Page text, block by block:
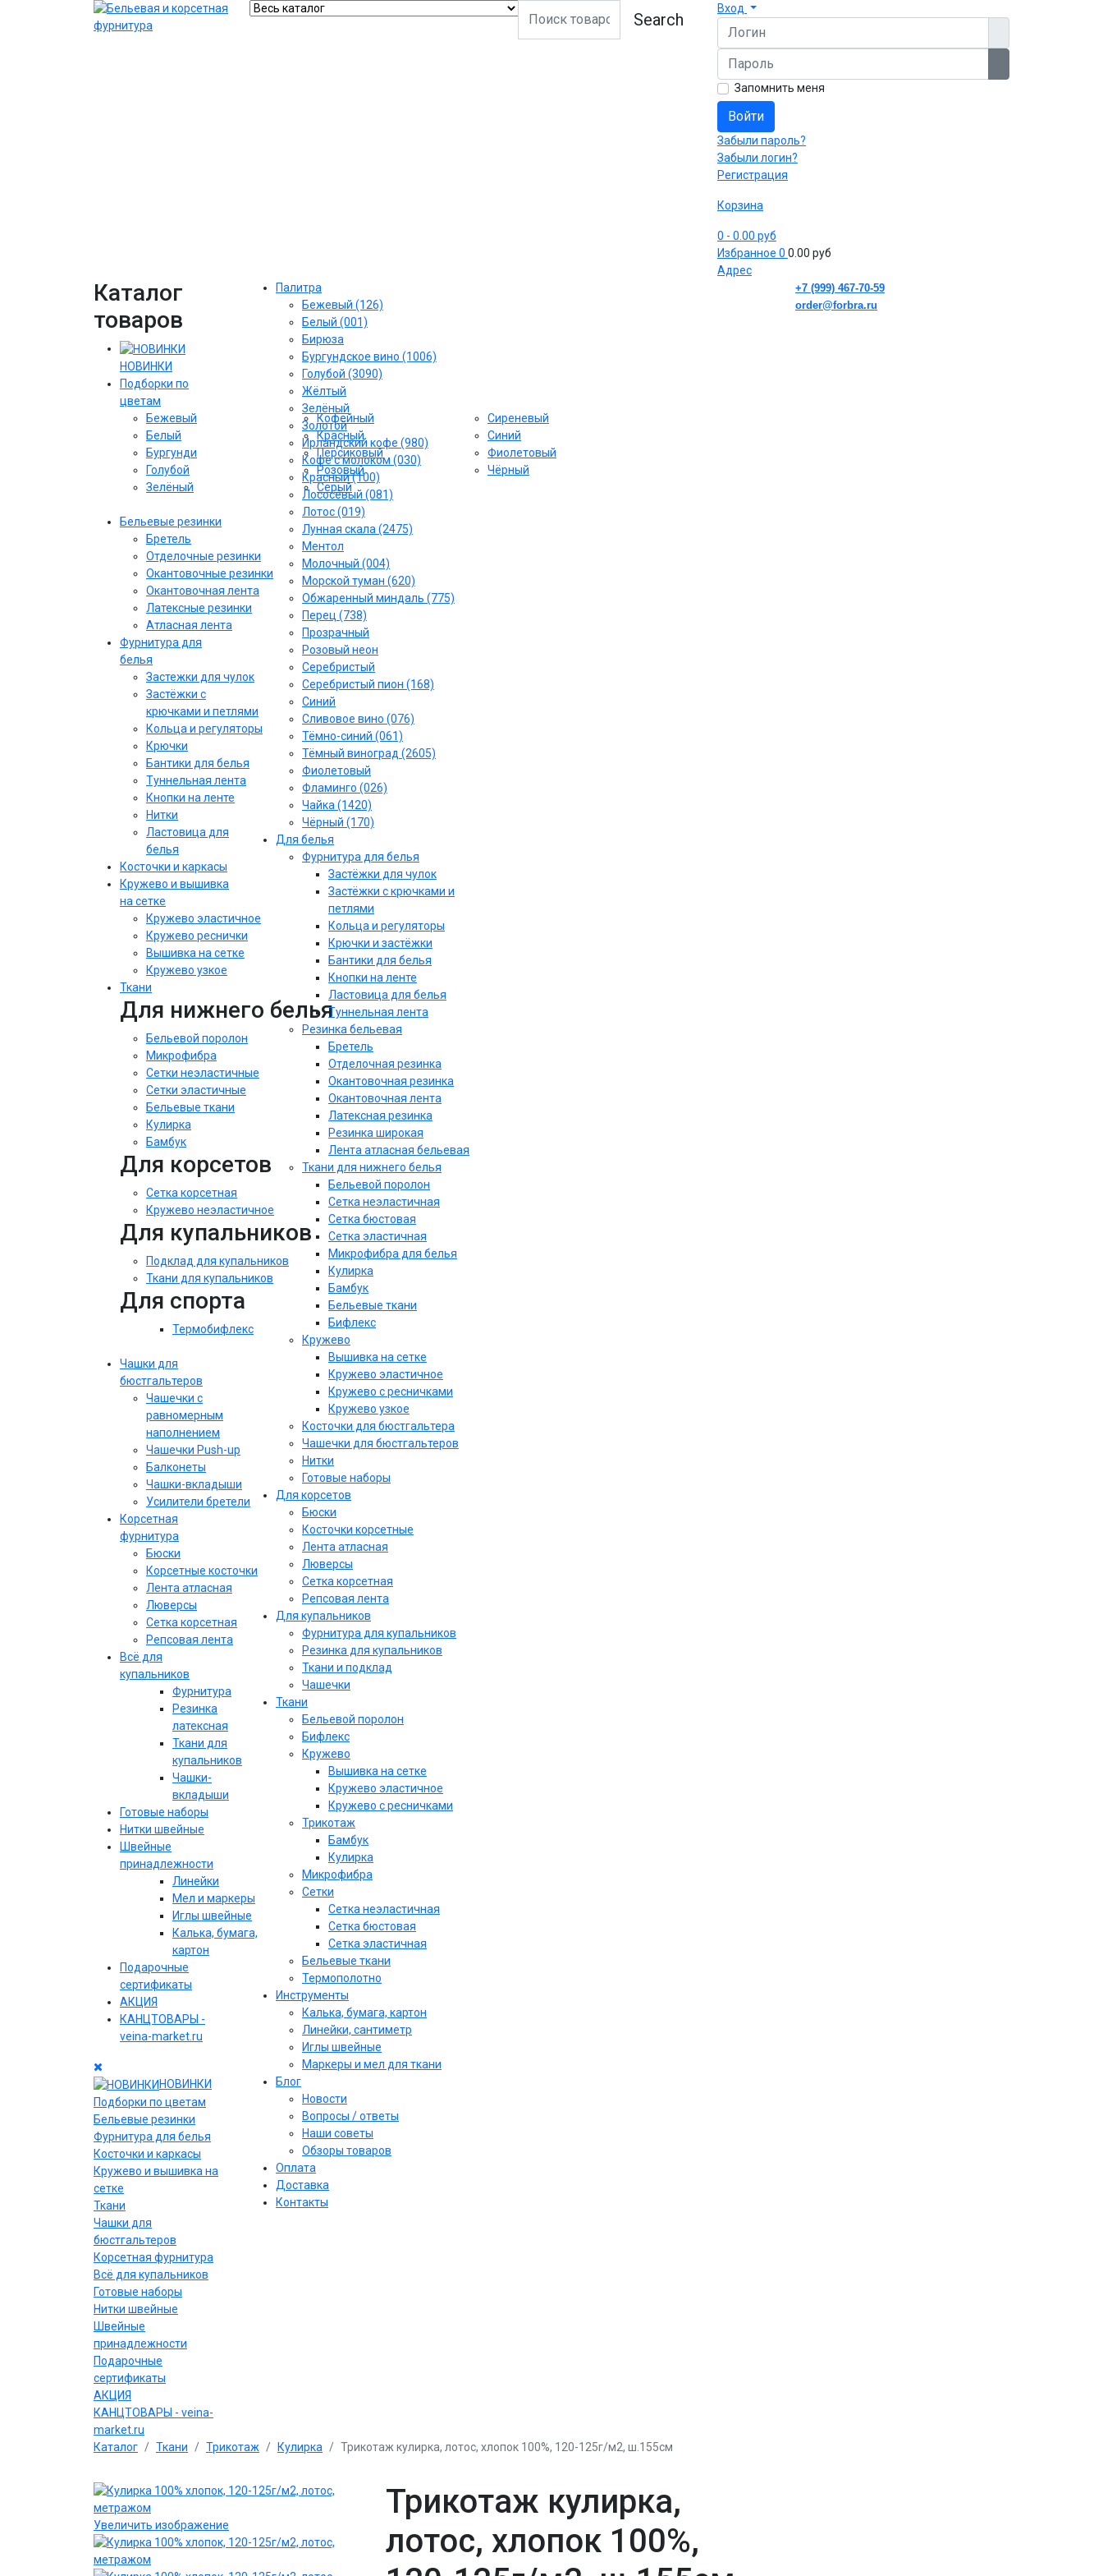
Search
Вход
Логин
Пароль
Запомнить меня
Войти
Забыли пароль?
Забыли логин?
Регистрация
Корзина
0 - 0.00 руб
Избранное 0 0.00 руб
Адрес
Каталог
товаров
НОВИНКИ
Подборки по
цветам
Бежевый
Белый
Бургунди
Голубой
Зелёный
Кофейный
Красный
Персиковый
Розовый
Серый
Сиреневый
Cиний
Фиолетовый
Чёрный
Бельевые резинки
Бретель
Отделочные резинки
Окантовочные резинки
Окантовочная лента
Латексные резинки
Атласная лента
Фурнитура для
белья
Застежки для чулок
Застёжки с
крючками и петлями
Кольца и регуляторы
Крючки
Бантики для белья
Туннельная лента
Кнопки на ленте
Нитки
Ластовица для
белья
Косточки и каркасы
Кружево и вышивка
на сетке
Кружево эластичное
Кружево реснички
Вышивка на сетке
Кружево узкое
Ткани
Для нижнего белья
Бельевой поролон
Микрофибра
Сетки неэластичные
Сетки эластичные
Бельевые ткани
Кулирка
Бамбук
Для корсетов
Сетка корсетная
Кружево неэластичное
Для купальников
Подклад для купальников
Ткани для купальников
Для спорта
Термобифлекс
Чашки для
бюстгальтеров
Чашечки с
равномерным
наполнением
Чашечки Push-up
Балконеты
Чашки-вкладыши
Усилители бретели
Корсетная
фурнитура
Бюски
Корсетные косточки
Лента атласная
Люверсы
Сетка корсетная
Репсовая лента
Всё для
купальников
Фурнитура
Резинка
латексная
Ткани для
купальников
Чашки-
вкладыши
Готовые наборы
Нитки швейные
Швейные
принадлежности
Линейки
Мел и маркеры
Иглы швейные
Калька, бумага,
картон
Подарочные
сертификаты
АКЦИЯ
КАНЦТОВАРЫ -
veina-market.ru
НОВИНКИ
Подборки по цветам
Бельевые резинки
Фурнитура для белья
Косточки и каркасы
Кружево и вышивка на
сетке
Ткани
Чашки для
бюстгальтеров
Корсетная фурнитура
Всё для купальников
Готовые наборы
Нитки швейные
Швейные
принадлежности
Подарочные
сертификаты
АКЦИЯ
КАНЦТОВАРЫ - veina-
market.ru
Палитра
Бежевый (126)
Белый (001)
Бирюза
Бургундское вино (1006)
Голубой (3090)
Жёлтый
Зелёный
Золотой
Ирландский кофе (980)
Кофе с молоком (030)
Красный (100)
Лососёвый (081)
Лотос (019)
Лунная скала (2475)
Ментол
Молочный (004)
Морской туман (620)
Обжаренный миндаль (775)
Перец (738)
Прозрачный
Розовый неон
Серебристый
Серебристый пион (168)
Синий
Сливовое вино (076)
Тёмно-синий (061)
Тёмный виноград (2605)
Фиолетовый
Фламинго (026)
Чайка (1420)
Чёрный (170)
Для белья
Фурнитура для белья
Застёжки для чулок
Застёжки с крючками и
петлями
Кольца и регуляторы
Крючки и застёжки
Бантики для белья
Кнопки на ленте
Ластовица для белья
Туннельная лента
Резинка бельевая
Бретель
Отделочная резинка
Окантовочная резинка
Окантовочная лента
Латексная резинка
Резинка широкая
Лента атласная бельевая
Ткани для нижнего белья
Бельевой поролон
Сетка неэластичная
Сетка бюстовая
Сетка эластичная
Микрофибра для белья
Кулирка
Бамбук
Бельевые ткани
Бифлекс
Кружево
Вышивка на сетке
Кружево эластичное
Кружево с ресничками
Кружево узкое
Косточки для бюстгальтера
Чашечки для бюстгальтеров
Нитки
Готовые наборы
Для корсетов
Бюски
Косточки корсетные
Лента атласная
Люверсы
Сетка корсетная
Репсовая лента
Для купальников
Фурнитура для купальников
Резинка для купальников
Ткани и подклад
Чашечки
Ткани
Бельевой поролон
Бифлекс
Кружево
Вышивка на сетке
Кружево эластичное
Кружево с ресничками
Трикотаж
Бамбук
Кулирка
Микрофибра
Сетки
Сетка неэластичная
Сетка бюстовая
Сетка эластичная
Бельевые ткани
Термополотно
Инструменты
Калька, бумага, картон
Линейки, сантиметр
Иглы швейные
Маркеры и мел для ткани
Блог
Новости
Вопросы / ответы
Наши советы
Обзоры товаров
Оплата
Доставка
Контакты
+7 (999) 467-70-59
order@forbra.ru
Каталог Ткани Трикотаж Кулирка Трикотаж кулирка, лотос, хлопок 100%, 120-125г/м2, ш.155см
Увеличить изображение
Трикотаж кулирка,
лотос, хлопок 100%,